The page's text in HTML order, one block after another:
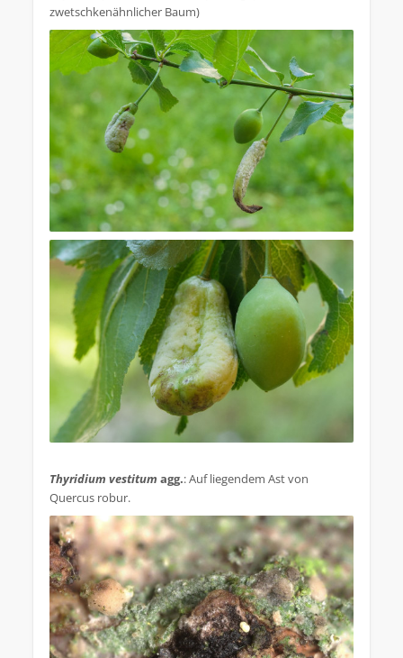
zwetschkenähnlicher Baum)
Thyridium vestitum agg.: Auf liegendem Ast von
Quercus robur.